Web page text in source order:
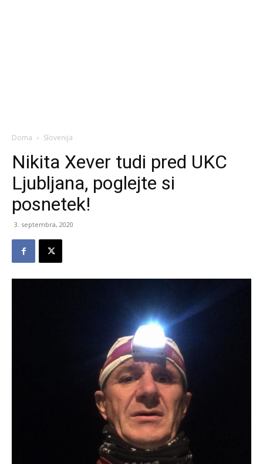
Doma Slovenija
Nikita Xever tudi pred UKC
Ljubljana, poglejte si
posnetek!
3. septembra, 2020